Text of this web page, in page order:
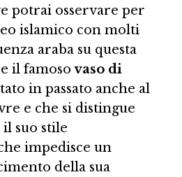
potrai osservare per
islamico con molti
araba su questa
il famosovaso di
in passato anche al
e che si distingue
suo stile
impedisce un
della sua